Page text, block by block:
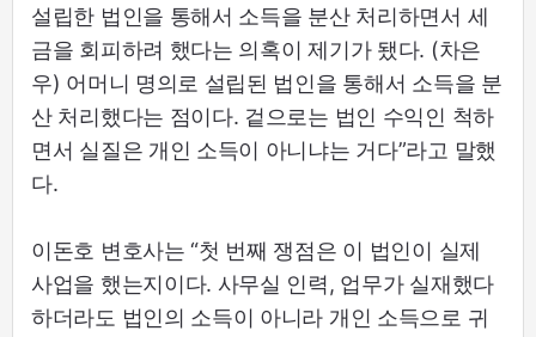
설립한 법인을 통해서 소득을 분산 처리하면서 세
금을 회피하려 했다는 의혹이 제기가 됐다. (차은
우) 어머니 명의로 설립된 법인을 통해서 소득을 분
산 처리했다는 점이다. 겉으로는 법인 수익인 척하
면서 실질은 개인 소득이 아니냐는 거다”라고 말했
다.
이돈호 변호사는 “첫 번째 쟁점은 이 법인이 실제
사업을 했는지이다. 사무실 인력, 업무가 실재했다
하더라도 법인의 소득이 아니라 개인 소득으로 귀